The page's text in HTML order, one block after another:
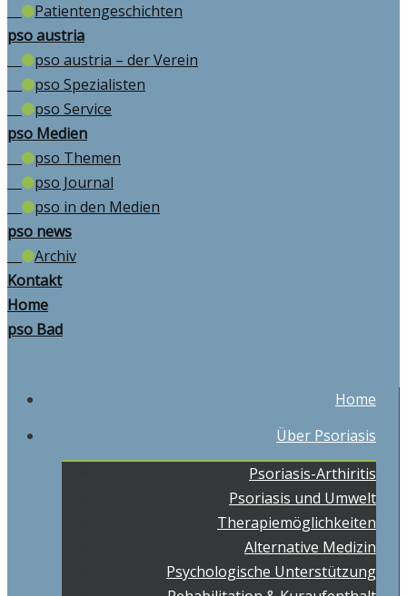
Patientengeschichten
pso austria
pso austria – der Verein
pso Spezialisten
pso Service
pso Medien
pso Themen
pso Journal
pso in den Medien
pso news
Archiv
Kontakt
Home
pso Bad
Home
Über Psoriasis
Psoriasis-Arthiritis
Psoriasis und Umwelt
Therapiemöglichkeiten
Alternative Medizin
Psychologische Unterstützung